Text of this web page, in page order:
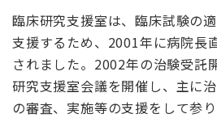
臨床研究支援室は、臨床試験の
支援するため、2001年に病院長
されました。2002年の治験受託
研究支援室会議を開催し、主に
の審査、実施等の支援をして参